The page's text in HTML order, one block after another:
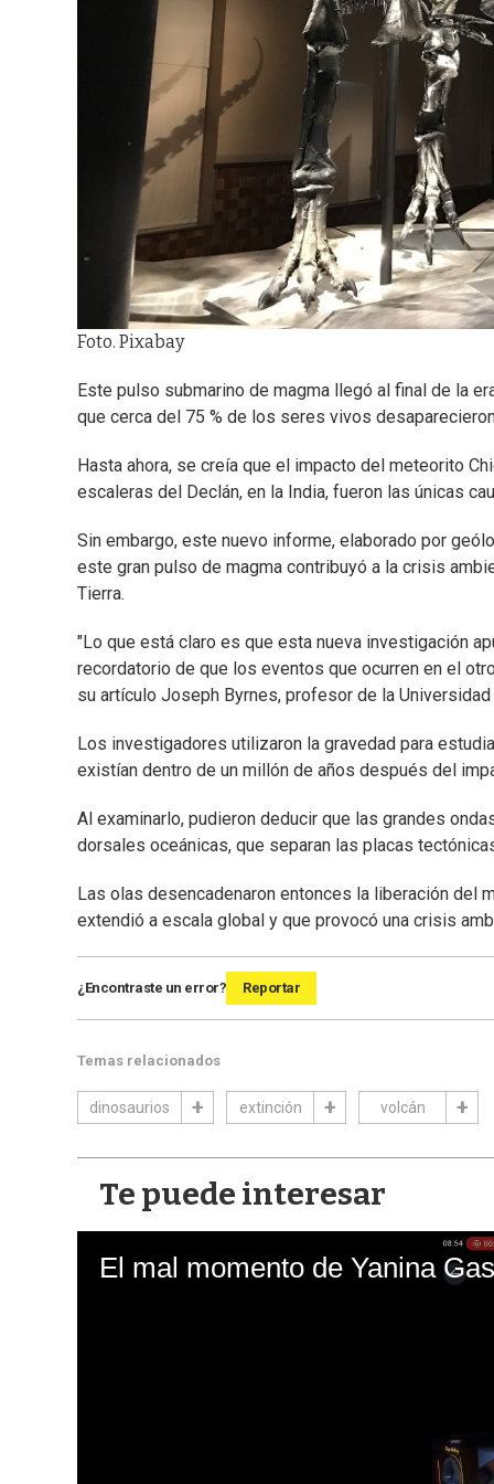
Foto. Pixabay
Este pulso submarino de magma llegó al final de la
que cerca del 75 % de los seres vivos
Hasta ahora, se creía que el impacto del meteorito
escaleras del Declán, en la India, fueron las únicas
Sin embargo, este nuevo informe, elaborado por
este gran pulso de magma contribuyó a la crisis
Tierra.
"Lo que está claro es que esta nueva investigación
recordatorio de que los eventos que ocurren en el
su artículo Joseph Byrnes, profesor de la Universidad
Los investigadores utilizaron la gravedad para
existían dentro de un millón de años después del
Al examinarlo, pudieron deducir que las grandes
dorsales oceánicas, que separan las placas
Las olas desencadenaron entonces la liberación del
extendió a escala global y que provocó una crisis
¿Encontraste un error? Reportar
Temas relacionados
dinosaurios extinción volcán
Te puede interesar